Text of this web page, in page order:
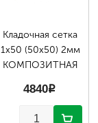
Кладочная сетка
1х50 (50х50) 2мм
КОМПОЗИТНАЯ
4840p